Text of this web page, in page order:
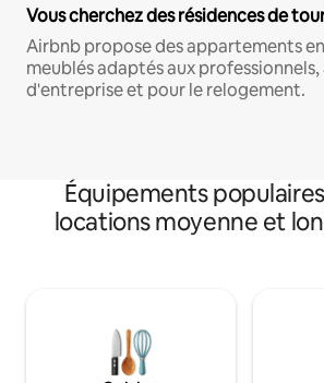
Vous cherchez des résidences de
Airbnb propose des appartements
meublés adaptés aux
d'entreprise et pour le relogement.
Équipements
locations moyenne et